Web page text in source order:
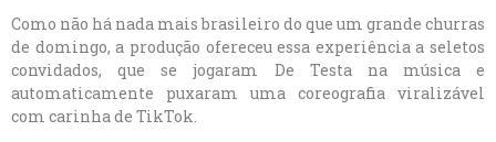
Como não há nada mais brasileiro do que um grande churras
de domingo, a produção ofereceu essa experiência a seletos
convidados, que se jogaram De Testa na música e
automaticamente puxaram uma coreografia viralizável
com carinha de TikTok.